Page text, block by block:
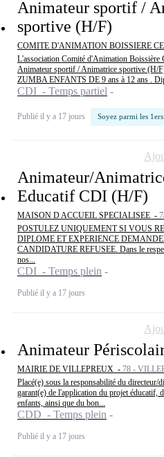
Animateur sportif /
sportive (H/F)
COMITE D'ANIMATION BOISSIERE
L'association Comité d'Animation Boissière
Animateur sportif / Animatrice sportive (H/
ZUMBA ENFANTS DE 9 ans à 12 ans .
CDI - Temps partiel
Publié il y a 17 jours Soyez parmi les
Animateur/
Educatif CDI (H/F)
MAISON D ACCUEIL SPECIALISEE -
POSTULEZ UNIQUEMENT SI VOUS
DIPLOME ET EXPERIENCE
CANDIDATURE REFUSEE. Dans le
nos...
CDI - Temps plein
Publié il y a 17 jours
Animateur
MAIRIE DE VILLEPREUX - 78 -
Placé(e) sous la responsabilité du directeur/
garant(e) de l'application du projet éducatif,
enfants, ainsi que du bon...
CDD - Temps plein
Publié il y a 17 jours